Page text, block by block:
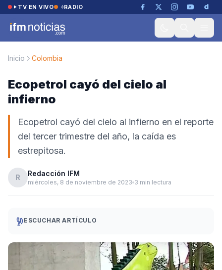
Saltar al contenido
TV EN VIVO RADIO
Inicio Colombia
Ecopetrol cayó del cielo al
infierno
Ecopetrol cayó del cielo al infierno en el reporte
del tercer trimestre del año, la caída es
estrepitosa.
R Redacción IFM
miércoles, 8 de noviembre de 2023 3 min lectura
ESCUCHAR ARTÍCULO